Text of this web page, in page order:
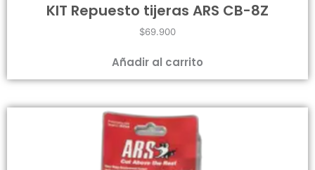
KIT Repuesto tijeras ARS CB-8Z
$69.900
Añadir al carrito